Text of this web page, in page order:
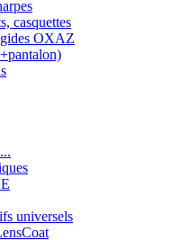
casquettes
OXAZ
universels